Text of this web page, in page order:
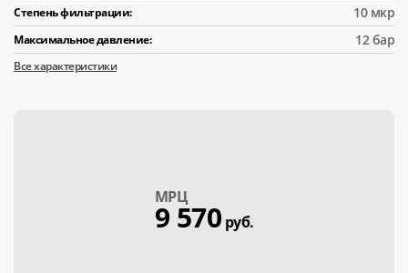
Степень фильтрации: 10 мкр
Максимальное давление: 12 бар
Все характеристики
МPЦ
9 570 руб.